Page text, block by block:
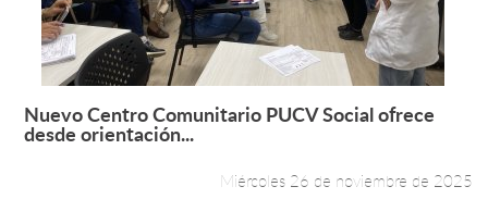
Leer más +
Nuevo Centro Comunitario PUCV Social ofrece
desde orientación...
Miércoles 26 de noviembre de 2025